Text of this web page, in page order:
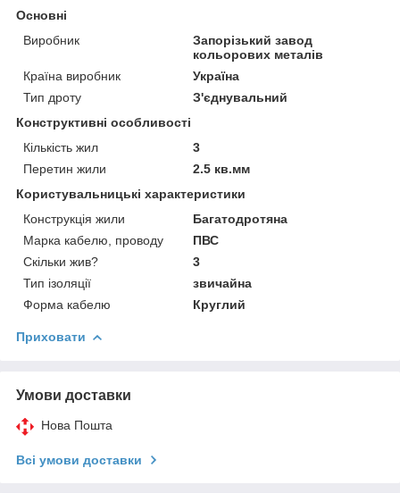
Основні
Виробник
Запорізький завод
кольорових металів
Країна виробник
Україна
Тип дроту
З'єднувальний
Конструктивні особливості
Кількість жил
3
Перетин жили
2.5 кв.мм
Користувальницькі характеристики
Конструкція жили
Багатодротяна
Марка кабелю, проводу
ПВС
Скільки жив?
3
Тип ізоляції
звичайна
Форма кабелю
Круглий
Приховати
Умови доставки
Нова Пошта
Всі умови доставки